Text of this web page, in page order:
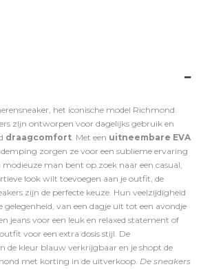
het iconische model Richmond.
zijn ontworpen voor dagelijks gebruik en
draagcomfort. Met een uitneembare EVA
demping zorgen ze voor een sublieme ervaring
modieuze man bent op zoek naar een casual,
look wilt toevoegen aan je outfit, de
zijn de perfecte keuze. Hun veelzijdigheid
gelegenheid, van een dagje uit tot een avondje
jeans voor een leuk en relaxed statement of
voor een extra dosis stijl. De
de kleur blauw verkrijgbaar en je shopt de
met korting in de uitverkoop. De sneakers